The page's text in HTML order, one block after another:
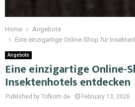
Home
Angebote
Eine einzigartige Online-Shop für
Angebote
Eine einzigartige Online-
Insektenhotels entdecken
Published by Tofkom.de February 13, 2026